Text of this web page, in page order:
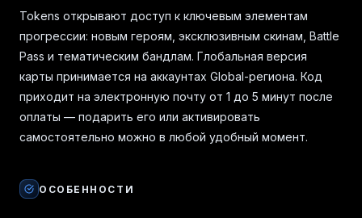
Tokens открывают доступ к ключевым элементам
прогрессии: новым героям, эксклюзивным скинам, Battle
Pass и тематическим бандлам. Глобальная версия
карты принимается на аккаунтах Global-региона. Код
приходит на электронную почту от 1 до 5 минут после
оплаты — подарить его или активировать
самостоятельно можно в любой удобный момент.
ОСОБЕННОСТИ